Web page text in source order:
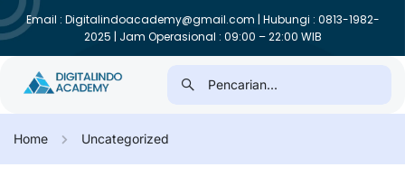
Email : Digitalindoacademy@gmail.com | Hubungi : 0813-1982-
2025 | Jam Operasional : 09:00 – 22:00 WIB
Home Uncategorized